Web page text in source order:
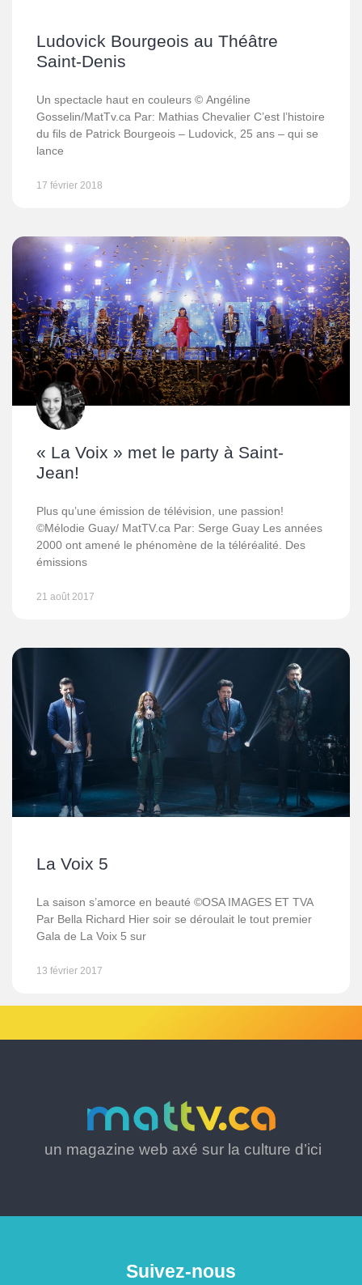
Ludovick Bourgeois au Théâtre
Saint-Denis
Un spectacle haut en couleurs © Angéline
Gosselin/MatTv.ca Par: Mathias Chevalier C’est l’histoire
du fils de Patrick Bourgeois – Ludovick, 25 ans – qui se
lance
17 février 2018
« La Voix » met le party à Saint-
Jean!
Plus qu’une émission de télévision, une passion!
©Mélodie Guay/ MatTV.ca Par: Serge Guay Les années
2000 ont amené le phénomène de la téléréalité. Des
émissions
21 août 2017
La Voix 5
La saison s’amorce en beauté ©OSA IMAGES ET TVA
Par Bella Richard Hier soir se déroulait le tout premier
Gala de La Voix 5 sur
13 février 2017
un magazine web axé sur la culture d’ici
Suivez-nous